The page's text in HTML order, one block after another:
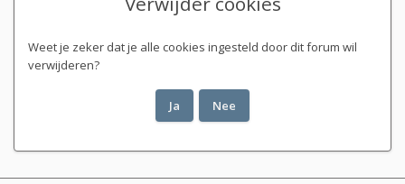
Weet je zeker dat je alle cookies ingesteld door dit forum wil
verwijderen?